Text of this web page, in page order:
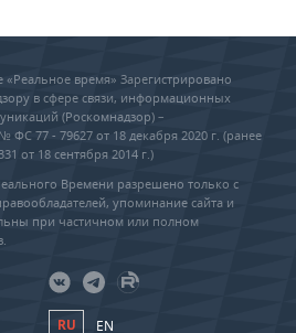
«Реальное время» Зарегистрировано
в сфере связи, информационных
(Роскомнадзор) –
77 - 79627 от 18 декабря 2020 г. (ранее
от 18 сентября 2014 г.)
Времени разрешено только с
упоминание сайта и
при частичном или полном
RU EN